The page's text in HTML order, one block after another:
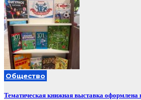
Общество
Тематическая книжная выставка оформлена